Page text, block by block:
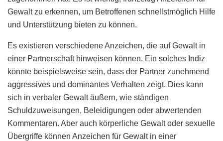
Gewalt zu erkennen, um Betroffenen schnellstmöglich Hilfe
und Unterstützung bieten zu können.
Es existieren verschiedene Anzeichen, die auf Gewalt in
einer Partnerschaft hinweisen können. Ein solches Indiz
könnte beispielsweise sein, dass der Partner zunehmend
aggressives und dominantes Verhalten zeigt. Dies kann
sich in verbaler Gewalt äußern, wie ständigen
Schuldzuweisungen, Beleidigungen oder abwertenden
Kommentaren. Aber auch körperliche Gewalt oder sexuelle
Übergriffe können Anzeichen für Gewalt in einer